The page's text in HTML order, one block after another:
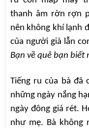
thanh âm rờn rợn
nên không khí lạnh
của người già lẫn
Bạn về quê bạn biết
Tiếng ru của bà đã
những ngày nắng
ngày đông giá rét.
như mẹ. Bà không